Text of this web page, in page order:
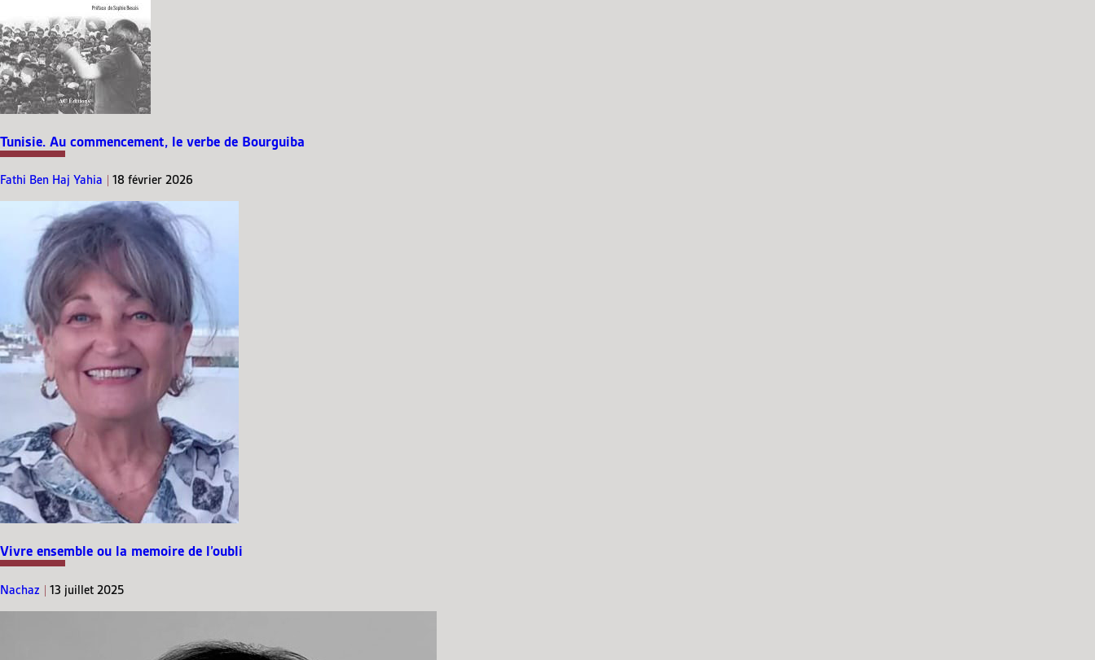
Tunisie. Au commencement, le verbe de Bourguiba
Fathi Ben Haj Yahia | 18 février 2026
Vivre ensemble ou la memoire de l’oubli
Nachaz | 13 juillet 2025